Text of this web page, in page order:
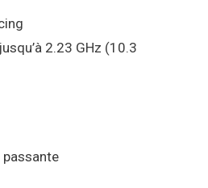
2.23 GHz (10.3